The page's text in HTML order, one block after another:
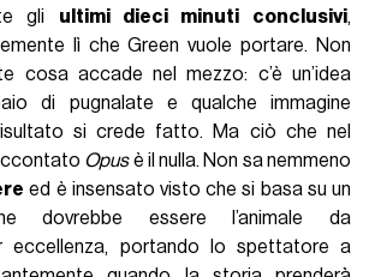
gli ultimi dieci minuti conclusivi,
lì che Green vuole portare. Non
cosa accade nel mezzo: c’è un’idea
di pugnalate e qualche immagine
si crede fatto. Ma ciò che nel
Opusè il nulla. Non sa nemmeno
ed è insensato visto che si basa su un
dovrebbe essere l’animale da
eccellenza, portando lo spettatore a